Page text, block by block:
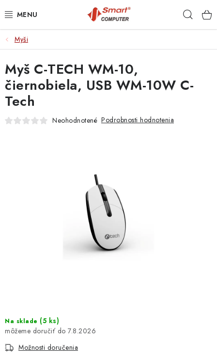
na
NOTEBOOKY
MOBILNÉ ZARIADENIA
PC A KOMPONENTY
PERIFÉRIE
: TOP PRODUKTY
: NOVÉ PRODUKTY
Myši
Na sklade (5 ks)
7.8.2026
Možnosti doručenia
Myš C-TECH WM-10,
čiernobiela, USB WM-10W C-
Tech
Neohodnotené Podrobnosti hodnotenia